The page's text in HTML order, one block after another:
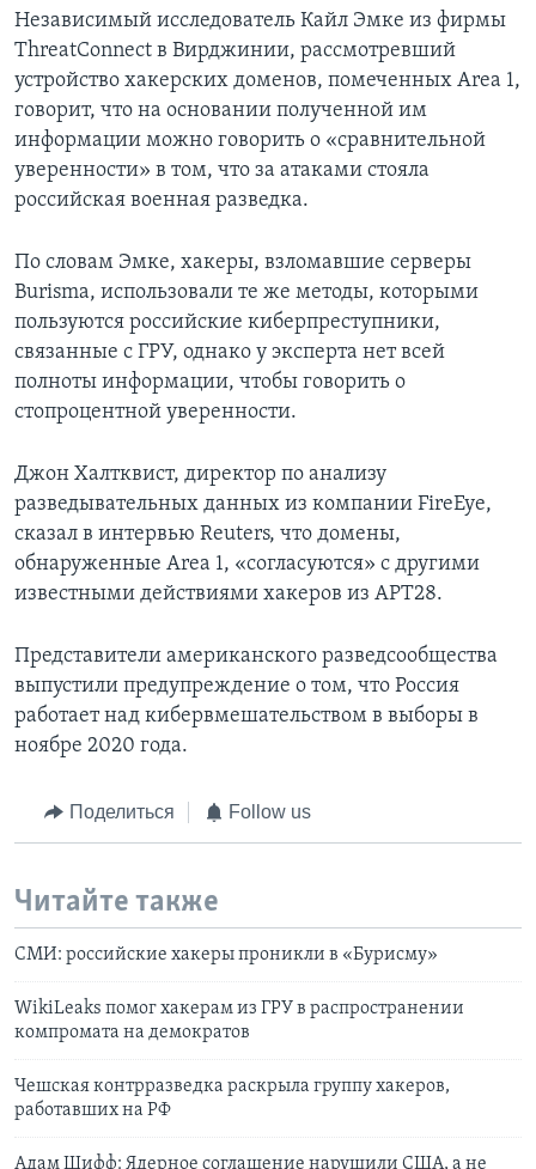
Независимый исследователь Кайл Эмке из фирмы
ThreatConnect в Вирджинии, рассмотревший
устройство хакерских доменов, помеченных Area 1,
говорит, что на основании полученной им
информации можно говорить о «сравнительной
уверенности» в том, что за атаками стояла
российская военная разведка.
По словам Эмке, хакеры, взломавшие серверы
Burisma, использовали те же методы, которыми
пользуются российские киберпреступники,
связанные с ГРУ, однако у эксперта нет всей
полноты информации, чтобы говорить о
стопроцентной уверенности.
Джон Халтквист, директор по анализу
разведывательных данных из компании FireEye,
сказал в интервью Reuters, что домены,
обнаруженные Area 1, «согласуются» с другими
известными действиями хакеров из АРТ28.
Представители американского разведсообщества
выпустили предупреждение о том, что Россия
работает над кибервмешательством в выборы в
ноябре 2020 года.
Поделиться Follow us
Читайте также
СМИ: российские хакеры проникли в «Бурисму»
WikiLeaks помог хакерам из ГРУ в распространении
компромата на демократов
Чешская контрразведка раскрыла группу хакеров,
работавших на РФ
Адам Шифф: Ядерное соглашение нарушили США, а не